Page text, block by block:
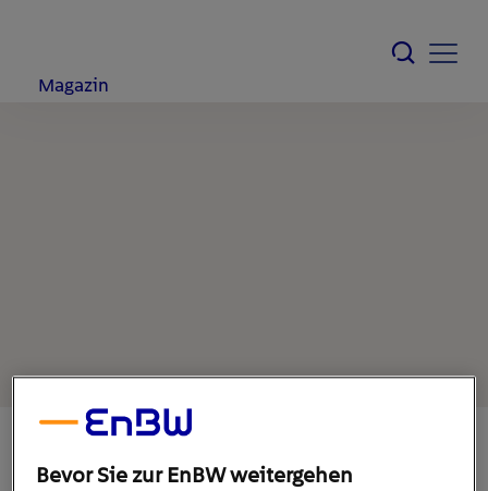
Magazin
1. Februar 2022 1min
Bevor Sie zur EnBW weitergehen